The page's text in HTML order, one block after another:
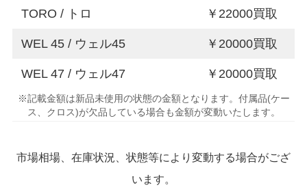
TORO / トロ ￥22000買取
WEL 45 / ウェル45 ￥20000買取
WEL 47 / ウェル47 ￥20000買取
※記載金額は新品未使用の状態の金額となります。付属品(ケー
ス、クロス)が欠品している場合も金額が変動いたします。
市場相場、在庫状況、状態等により変動する場合がござ
います。